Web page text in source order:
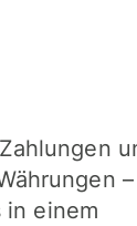
–
in einem